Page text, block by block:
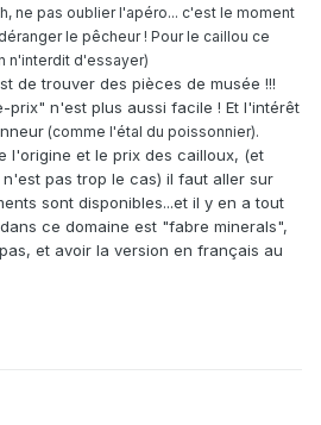
ne pas oublier l'apéro... c'est le moment
le pêcheur ! Pour le caillou ce
n'interdit d'essayer)
de trouver des pièces de musée !!!
prix" n'est plus aussi facile ! Et l'intérêt
(comme l'étal du poissonnier).
l'origine et le prix des cailloux, (et
pas trop le cas) il faut aller sur
sont disponibles...et il y en a tout
ce domaine est "fabre minerals",
et avoir la version en français au